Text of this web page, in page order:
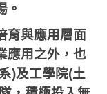
。
育與應用層面
應用之外，也
)及工學院(土